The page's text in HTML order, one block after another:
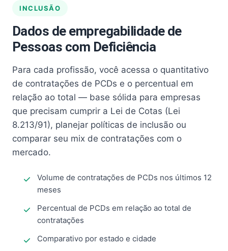
INCLUSÃO
Dados de empregabilidade de
Pessoas com Deficiência
Para cada profissão, você acessa o quantitativo
de contratações de PCDs e o percentual em
relação ao total — base sólida para empresas
que precisam cumprir a Lei de Cotas (Lei
8.213/91), planejar políticas de inclusão ou
comparar seu mix de contratações com o
mercado.
Volume de contratações de PCDs nos últimos 12
meses
Percentual de PCDs em relação ao total de
contratações
Comparativo por estado e cidade